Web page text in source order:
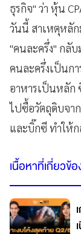
ธุรกิจ" ว่า หุ้น
วันนี้ สาเหตุหลัก
"คนละครึ่ง" กลับ
คนละครึ่งเป็นก
อาหารเป็นหลัก
ไปซื้อวัตถุดิบจา
และบิ๊กซี ทำให้ก
เนื้อหาที่เกี่ยวข้อ